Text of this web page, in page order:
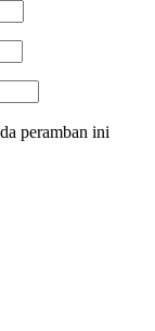
peramban ini